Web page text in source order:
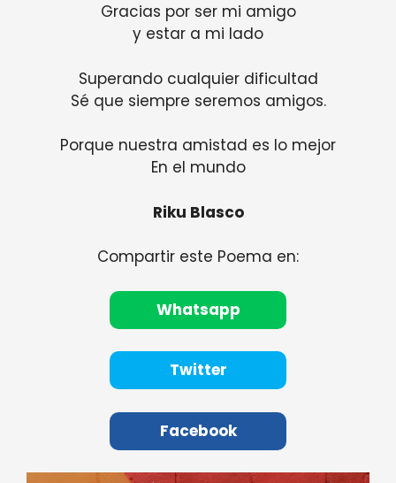
Gracias por ser mi amigo
y estar a mi lado
Superando cualquier dificultad
Sé que siempre seremos amigos.
Porque nuestra amistad es lo mejor
En el mundo
Riku Blasco
Compartir este Poema en:
Whatsapp
Twitter
Facebook